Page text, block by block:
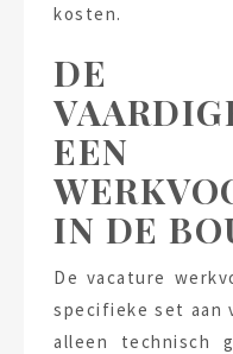
kosten.
DE
EEN
IN DE
De vacature
specifieke set aan
alleen technisch